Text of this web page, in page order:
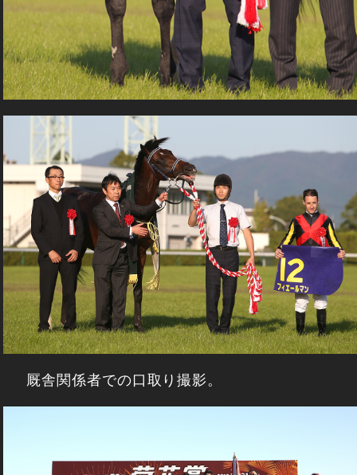
厩舎関係者での口取り撮影。